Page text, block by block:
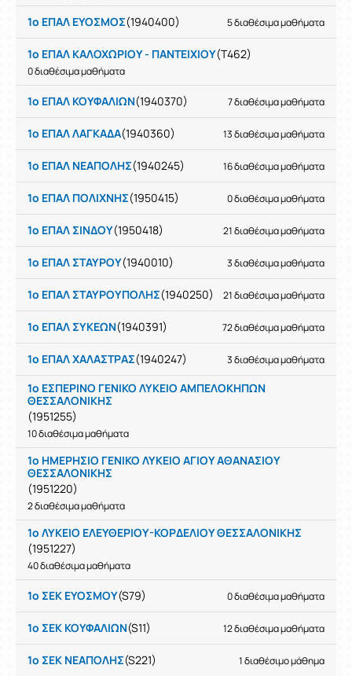
1ο ΕΠΑΛ ΕΥΟΣΜΟΣ(1940400) 5 διαθέσιμα μαθήματα
1ο ΕΠΑΛ ΚΑΛΟΧΩΡΙΟΥ - ΠΑΝΤΕΙΧΙΟΥ(T462)
0 διαθέσιμα μαθήματα
1ο ΕΠΑΛ ΚΟΥΦΑΛΙΩΝ(1940370) 7 διαθέσιμα μαθήματα
1ο ΕΠΑΛ ΛΑΓΚΑΔΑ(1940360) 13 διαθέσιμα μαθήματα
1ο ΕΠΑΛ ΝΕΑΠΟΛΗΣ(1940245) 16 διαθέσιμα μαθήματα
1ο ΕΠΑΛ ΠΟΛΙΧΝΗΣ(1950415) 0 διαθέσιμα μαθήματα
1ο ΕΠΑΛ ΣΙΝΔΟΥ(1950418) 21 διαθέσιμα μαθήματα
1ο ΕΠΑΛ ΣΤΑΥΡΟΥ(1940010) 3 διαθέσιμα μαθήματα
1ο ΕΠΑΛ ΣΤΑΥΡΟΥΠΟΛΗΣ(1940250) 21 διαθέσιμα μαθήματα
1ο ΕΠΑΛ ΣΥΚΕΩΝ(1940391) 72 διαθέσιμα μαθήματα
1ο ΕΠΑΛ ΧΑΛΑΣΤΡΑΣ(1940247) 3 διαθέσιμα μαθήματα
1ο ΕΣΠΕΡΙΝΟ ΓΕΝΙΚΟ ΛΥΚΕΙΟ ΑΜΠΕΛΟΚΗΠΩΝ
ΘΕΣΣΑΛΟΝΙΚΗΣ
(1951255)
10 διαθέσιμα μαθήματα
1ο ΗΜΕΡΗΣΙΟ ΓΕΝΙΚΟ ΛΥΚΕΙΟ ΑΓΙΟΥ ΑΘΑΝΑΣΙΟΥ
ΘΕΣΣΑΛΟΝΙΚΗΣ
(1951220)
2 διαθέσιμα μαθήματα
1ο ΛΥΚΕΙΟ ΕΛΕΥΘΕΡΙΟΥ-ΚΟΡΔΕΛΙΟΥ ΘΕΣΣΑΛΟΝΙΚΗΣ
(1951227)
40 διαθέσιμα μαθήματα
1ο ΣΕΚ ΕΥΟΣΜΟΥ(S79) 0 διαθέσιμα μαθήματα
1ο ΣΕΚ ΚΟΥΦΑΛΙΩΝ(S11) 12 διαθέσιμα μαθήματα
1ο ΣΕΚ ΝΕΑΠΟΛΗΣ(S221) 1 διαθέσιμο μάθημα